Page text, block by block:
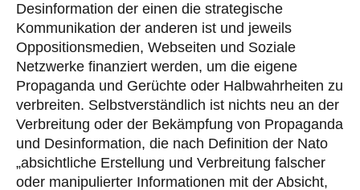
Desinformation der einen die strategische
Kommunikation der anderen ist und jeweils
Oppositionsmedien, Webseiten und Soziale
Netzwerke finanziert werden, um die eigene
Propaganda und Gerüchte oder Halbwahrheiten zu
verbreiten. Selbstverständlich ist nichts neu an der
Verbreitung oder der Bekämpfung von Propaganda
und Desinformation, die nach Definition der Nato
„absichtliche Erstellung und Verbreitung falscher
oder manipulierter Informationen mit der Absicht,